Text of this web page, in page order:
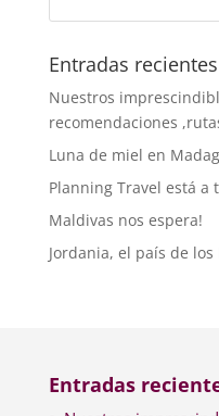
Entradas recientes
Nuestros
recomendaciones
Luna de miel en
Planning Travel está a
Maldivas nos espera!
Jordania, el país de los
Entradas